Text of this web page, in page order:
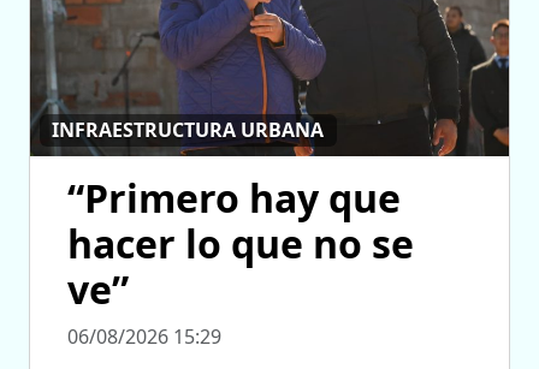
INFRAESTRUCTURA URBANA
“Primero hay que
hacer lo que no se
ve”
06/08/2026 15:29